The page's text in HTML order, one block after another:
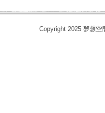
Copyright 2025 夢想